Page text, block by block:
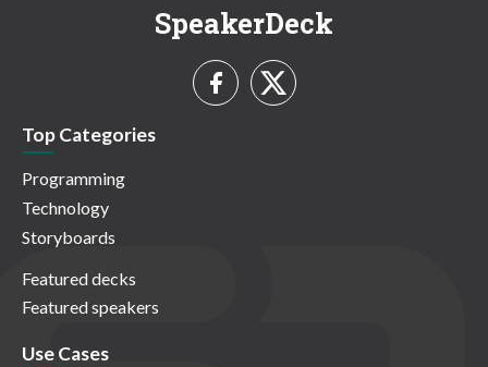
SpeakerDeck
Top Categories
Programming
Technology
Storyboards
Featured decks
Featured speakers
Use Cases